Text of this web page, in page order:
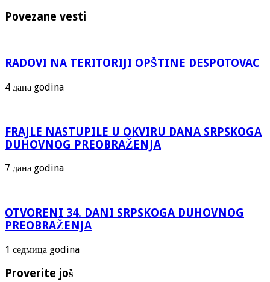
Povezane vesti
RADOVI NA TERITORIJI OPŠTINE DESPOTOVAC
4 дана godina
FRAJLE NASTUPILE U OKVIRU DANA SRPSKOGA
DUHOVNOG PREOBRAŽENJA
7 дана godina
OTVORENI 34. DANI SRPSKOGA DUHOVNOG
PREOBRAŽENJA
1 седмица godina
Proverite još